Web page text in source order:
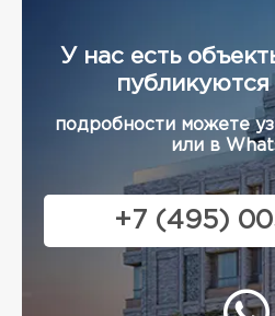
У нас есть
публикуются
подробности можете
или в
+7 (495)